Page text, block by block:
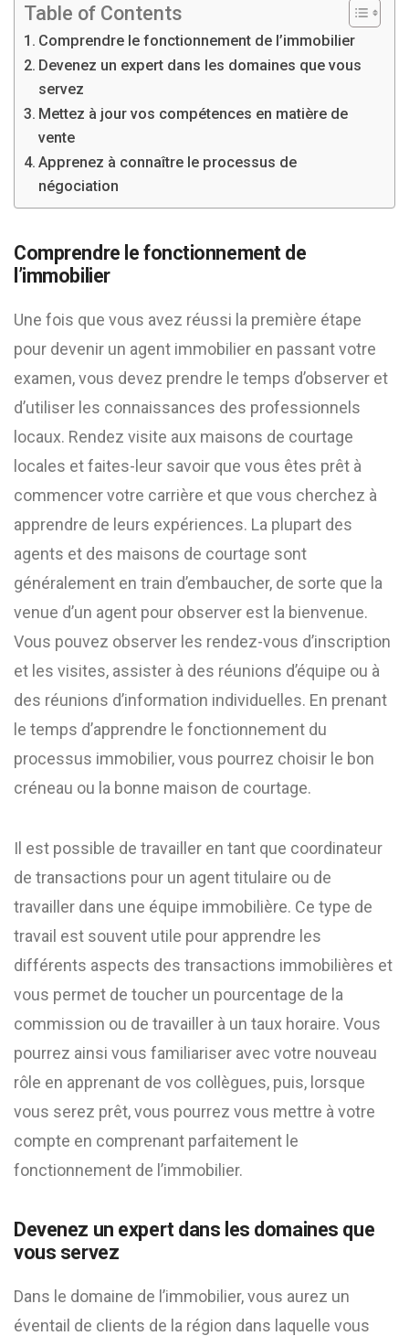
Table of Contents
Comprendre le fonctionnement de l’immobilier
Devenez un expert dans les domaines que vous
servez
Mettez à jour vos compétences en matière de
vente
Apprenez à connaître le processus de
négociation
Comprendre le fonctionnement de
l’immobilier
Une fois que vous avez réussi la première étape
pour devenir un agent immobilier en passant votre
examen, vous devez prendre le temps d’observer et
d’utiliser les connaissances des professionnels
locaux. Rendez visite aux maisons de courtage
locales et faites-leur savoir que vous êtes prêt à
commencer votre carrière et que vous cherchez à
apprendre de leurs expériences. La plupart des
agents et des maisons de courtage sont
généralement en train d’embaucher, de sorte que la
venue d’un agent pour observer est la bienvenue.
Vous pouvez observer les rendez-vous d’inscription
et les visites, assister à des réunions d’équipe ou à
des réunions d’information individuelles. En prenant
le temps d’apprendre le fonctionnement du
processus immobilier, vous pourrez choisir le bon
créneau ou la bonne maison de courtage.
Il est possible de travailler en tant que coordinateur
de transactions pour un agent titulaire ou de
travailler dans une équipe immobilière. Ce type de
travail est souvent utile pour apprendre les
différents aspects des transactions immobilières et
vous permet de toucher un pourcentage de la
commission ou de travailler à un taux horaire. Vous
pourrez ainsi vous familiariser avec votre nouveau
rôle en apprenant de vos collègues, puis, lorsque
vous serez prêt, vous pourrez vous mettre à votre
compte en comprenant parfaitement le
fonctionnement de l’immobilier.
Devenez un expert dans les domaines que
vous servez
Dans le domaine de l’immobilier, vous aurez un
éventail de clients de la région dans laquelle vous